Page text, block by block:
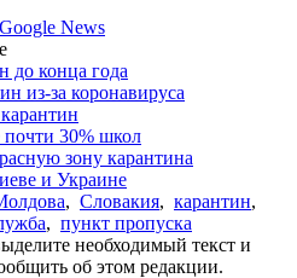
News
до конца года
из-за коронавируса
30% школ
зону карантина
и Украине
, Словакия, карантин,
, пункт пропуска
необходимый текст и
об этом редакции.